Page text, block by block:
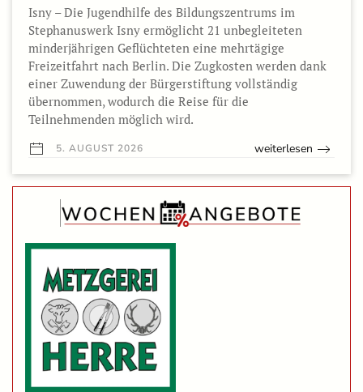
Isny – Die Jugendhilfe des Bildungszentrums im
Stephanuswerk Isny ermöglicht 21 unbegleiteten
minderjährigen Geflüchteten eine mehrtägige
Freizeitfahrt nach Berlin. Die Zugkosten werden dank
einer Zuwendung der Bürgerstiftung vollständig
übernommen, wodurch die Reise für die
Teilnehmenden möglich wird.
5. AUGUST 2026 weiterlesen